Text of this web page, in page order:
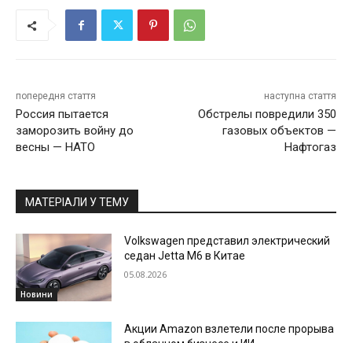
попередня стаття
Россия пытается
заморозить войну до
весны — НАТО
наступна стаття
Обстрелы повредили 350
газовых объектов —
Нафтогаз
МАТЕРІАЛИ У ТЕМУ
Новини
Volkswagen представил электрический
седан Jetta M6 в Китае
05.08.2026
Акции Amazon взлетели после прорыва